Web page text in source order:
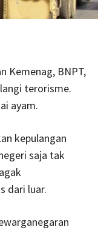
Kemenag, BNPT,
terorisme.
ayam.
kepulangan
saja tak
dari luar.